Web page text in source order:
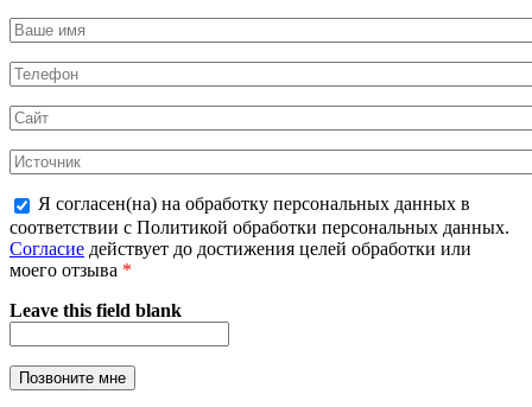
Я согласен(на) на обработку персональных данных в
соответствии с Политикой обработки персональных данных.
Согласие действует до достижения целей обработки или
моего отзыва *
Leave this field blank